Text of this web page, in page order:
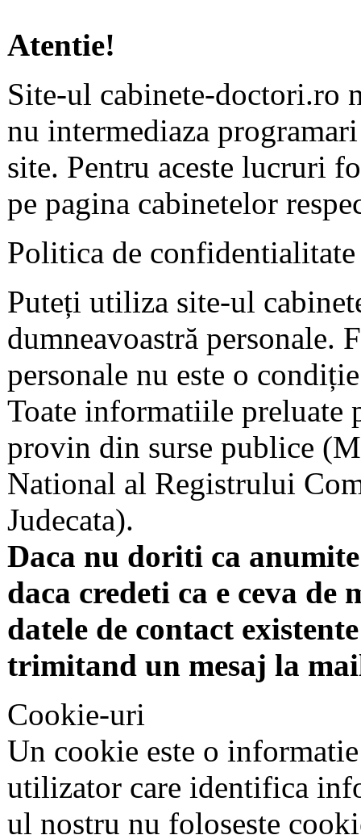
Atentie!
Site-ul cabinete-doctori.ro
nu intermediaza
site. Pentru aceste lucruri
pe pagina cabinetelor
Politica de confidentialitate
Puteți utiliza site-ul
dumneavoastră personale.
personale nu este o
Toate informatiile preluate
provin din surse publice
National al Registrului
Judecata).
Daca nu doriti ca
daca credeti ca e ceva
datele de contact
trimitand un mesaj la
Cookie-uri
Un cookie este o
utilizator care identifica
ul nostru nu foloseste